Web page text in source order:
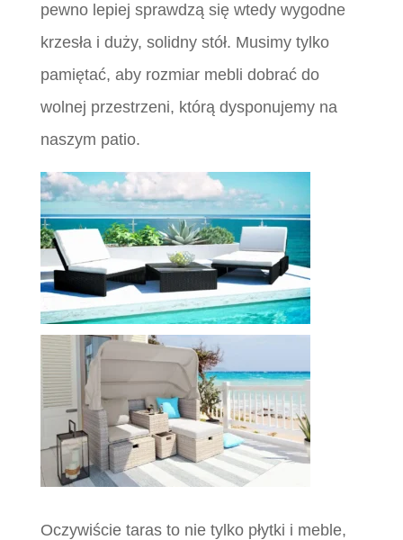
pewno lepiej sprawdzą się wtedy wygodne
krzesła i duży, solidny stół. Musimy tylko
pamiętać, aby rozmiar mebli dobrać do
wolnej przestrzeni, którą dysponujemy na
naszym patio.
Oczywiście taras to nie tylko płytki i meble,